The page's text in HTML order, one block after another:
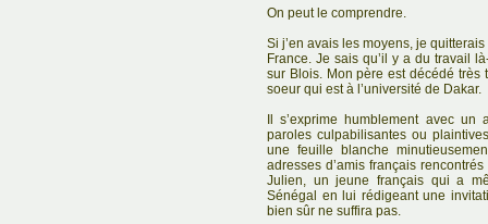
On peut le comprendre.
Si j’en avais les moyens, je
France. Je sais qu’il y a du travail
sur Blois. Mon père est décédé très
soeur qui est à l’université de Dakar.
Il s’exprime humblement avec
paroles culpabilisantes ou
une feuille blanche
adresses d’amis français
Julien, un jeune français qui a
Sénégal en lui rédigeant une
bien sûr ne suffira pas.